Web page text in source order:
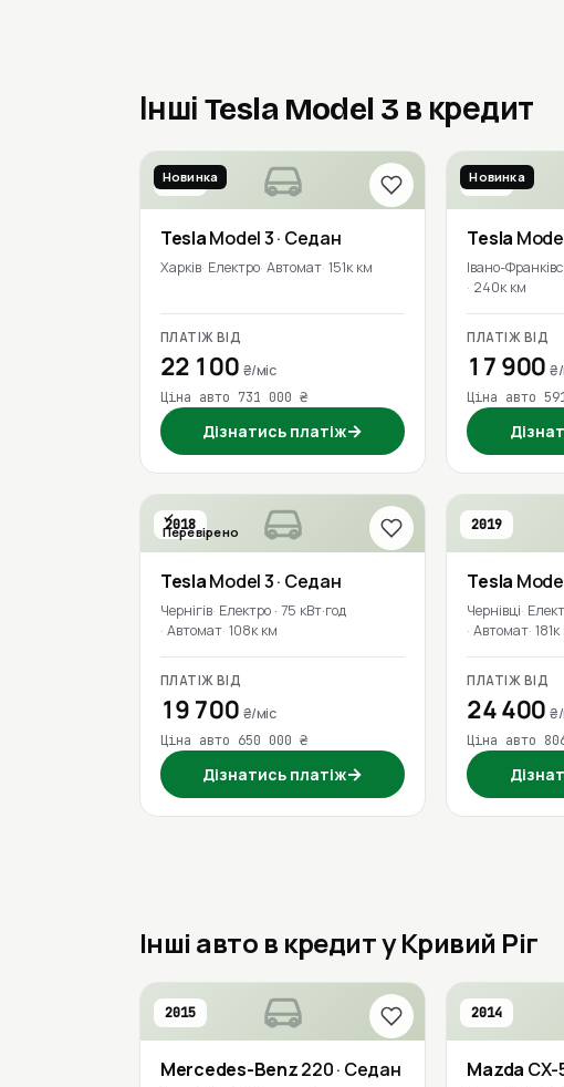
Інші Tesla Model 3 в кредит
2018
Новинка
TeslaModel 3· Седан
Харків Електро Автомат 151к км
ПЛАТІЖ ВІД
22 100 ₴/міс
Ціна авто 731 000 ₴
Дізнатись платіж→
2019
Новинка
Tesla
Івано-
240к км
ПЛАТІЖ ВІД
17 900₴/
Ціна авто
2018
Перевірено
TeslaModel 3· Седан
Чернігів Електро · 75 кВт·год
Автомат 108к км
ПЛАТІЖ ВІД
19 700 ₴/міс
Ціна авто 650 000 ₴
Дізнатись платіж→
2019
Tesla
Чернівці
Автомат
ПЛАТІЖ ВІД
24 400₴/
Ціна авто
Інші авто в кредит у Кривий Ріг
2015
Mercedes-Benz220· Седан
2014
Mazda CX-